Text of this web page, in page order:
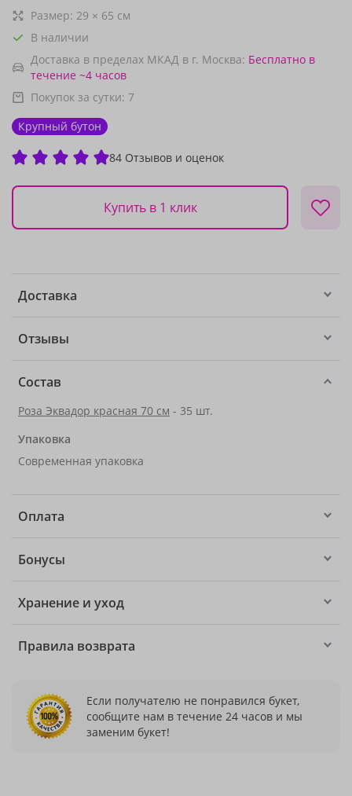
Размер: 29 × 65 см
В наличии
Доставка в пределах МКАД в г. Москва: Бесплатно в
течение ~4 часов
Покупок за сутки: 7
Крупный бутон
84 Отзывов и оценок
Купить в 1 клик
Доставка
Отзывы
Состав
Роза Эквадор красная 70 см - 35 шт.
Упаковка
Современная упаковка
Оплата
Бонусы
Хранение и уход
Правила возврата
Если получателю не понравился букет,
сообщите нам в течение 24 часов и мы
заменим букет!